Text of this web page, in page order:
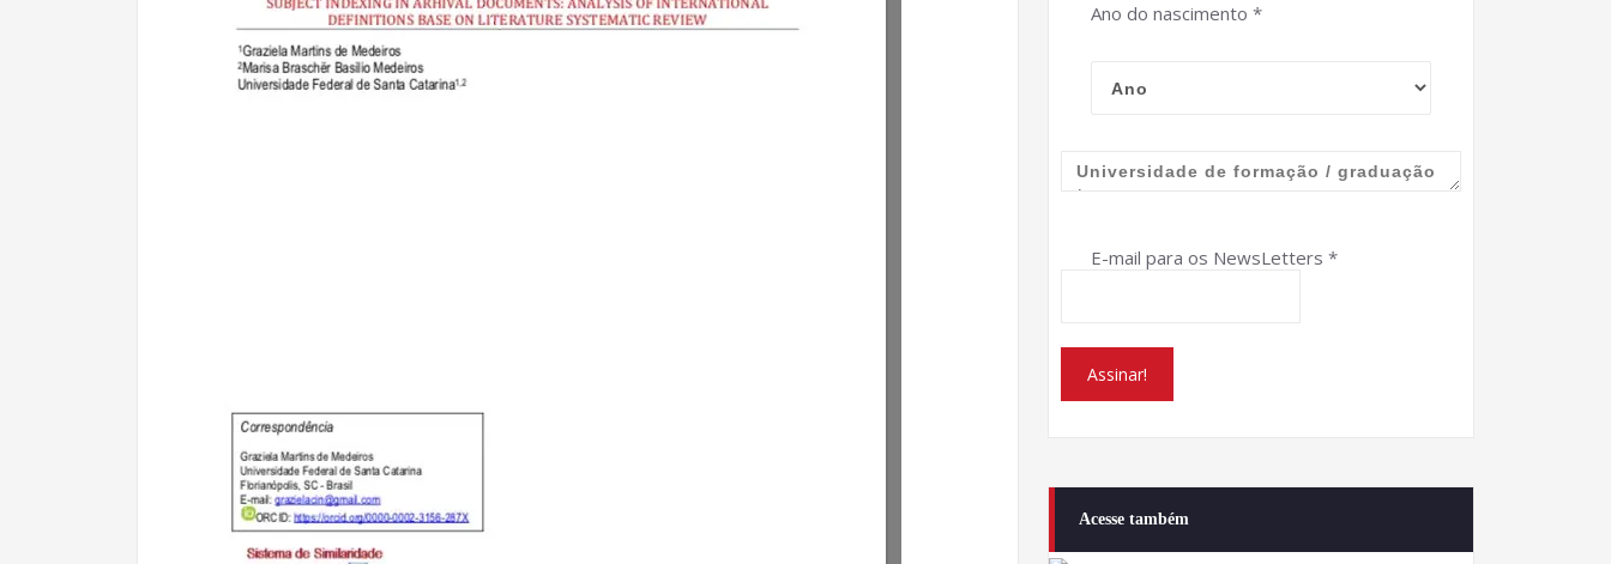
Ano do nascimento *
E-mail para os NewsLetters *
Acesse também